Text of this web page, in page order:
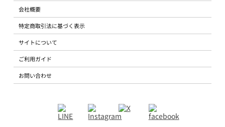
会社概要
特定商取引法に基づく表示
サイトについて
ご利用ガイド
お問い合わせ